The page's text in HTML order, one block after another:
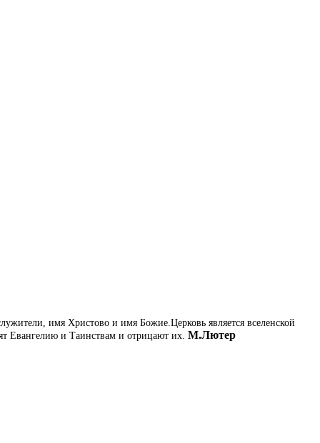
имя Христово и имя Божие.Церковь является вселенской
Евангелию и Таинствам и отрицают их. М.Лютер